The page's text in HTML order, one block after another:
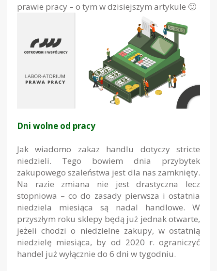
prawie pracy – o tym w dzisiejszym artykule 🙂
Dni wolne od pracy
Jak wiadomo zakaz handlu dotyczy stricte
niedzieli. Tego bowiem dnia przybytek
zakupowego szaleństwa jest dla nas zamknięty.
Na razie zmiana nie jest drastyczna lecz
stopniowa – co do zasady pierwsza i ostatnia
niedziela miesiąca są nadal handlowe. W
przyszłym roku sklepy będą już jednak otwarte,
jeżeli chodzi o niedzielne zakupy, w ostatnią
niedzielę miesiąca, by od 2020 r. ograniczyć
handel już wyłącznie do 6 dni w tygodniu.